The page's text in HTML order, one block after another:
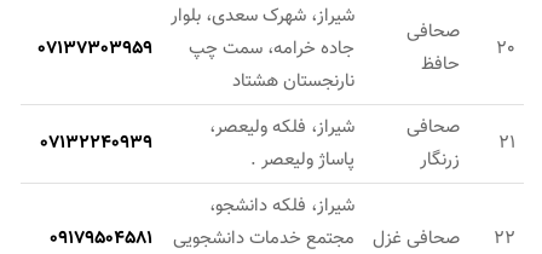
20
صحافی
حافظ
شیراز، شهرک سعدی، بلوار
جاده خرامه، سمت چپ
نارنجستان هشتاد
07137303959
21
صحافی
زرنگار
شیراز، فلکه ولیعصر،
پاساژ ولیعصر .
07132240939
22 صحافی غزل
شیراز، فلکه دانشجو،
مجتمع خدمات دانشجویی
09179504581